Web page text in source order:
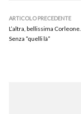
ARTICOLO PRECEDENTE
L’altra, bellissima Corleone.
Senza “quelli là”